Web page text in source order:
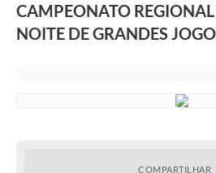
Conselhos
CAMPEONATO
NOITE DE GRANDES
COMPARTILHAR